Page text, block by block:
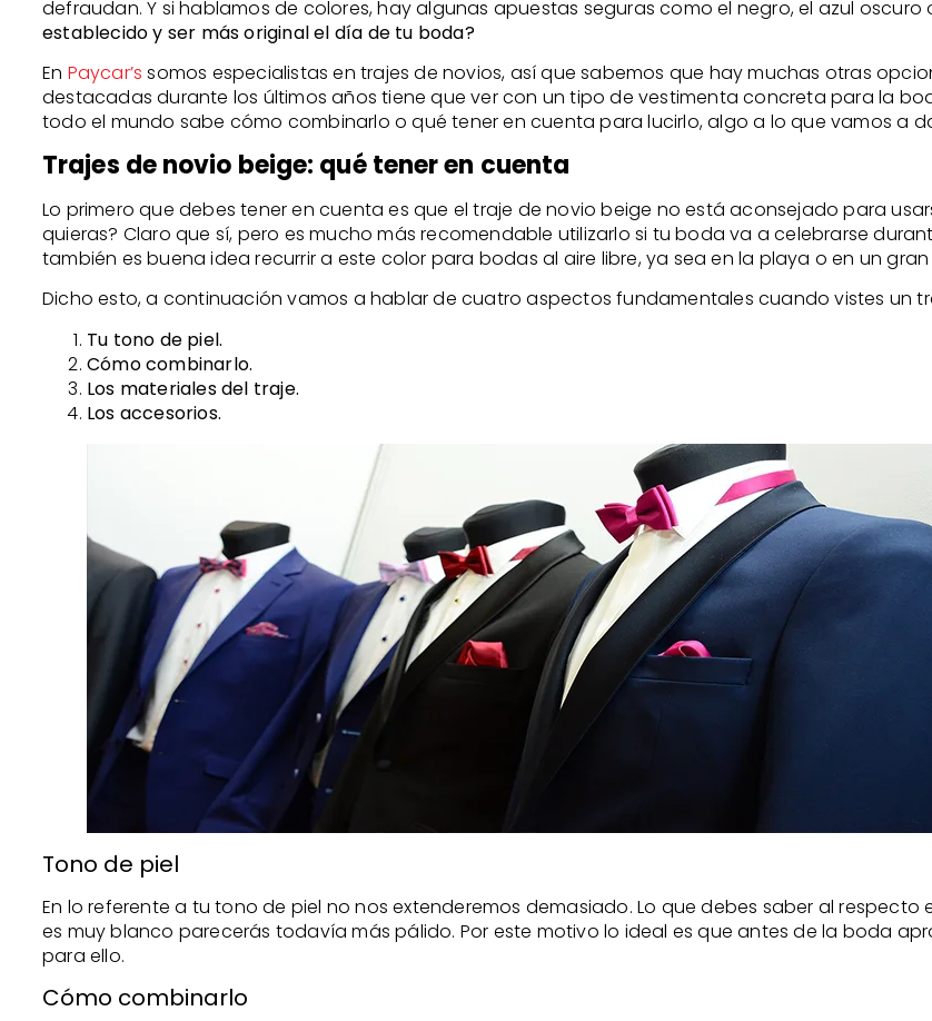
defraudan. Y si hablamos de colores, hay algunas apuestas seguras como el negro, el azul oscuro
establecido y ser más original el día de tu boda?
En Paycar’s somos especialistas en trajes de novios, así que sabemos que hay muchas otras
destacadas durante los últimos años tiene que ver con un tipo de vestimenta concreta para la
todo el mundo sabe cómo combinarlo o qué tener en cuenta para lucirlo, algo a lo que vamos a
Trajes de novio beige: qué tener en cuenta
Lo primero que debes tener en cuenta es que el traje de novio beige no está aconsejado para
quieras? Claro que sí, pero es mucho más recomendable utilizarlo si tu boda va a celebrarse
también es buena idea recurrir a este color para bodas al aire libre, ya sea en la playa o en un gran
Dicho esto, a continuación vamos a hablar de cuatro aspectos fundamentales cuando vistes un
Tu tono de piel.
Cómo combinarlo.
Los materiales del traje.
Los accesorios.
Tono de piel
En lo referente a tu tono de piel no nos extenderemos demasiado. Lo que debes saber al
es muy blanco parecerás todavía más pálido. Por este motivo lo ideal es que antes de la boda
para ello.
Cómo combinarlo